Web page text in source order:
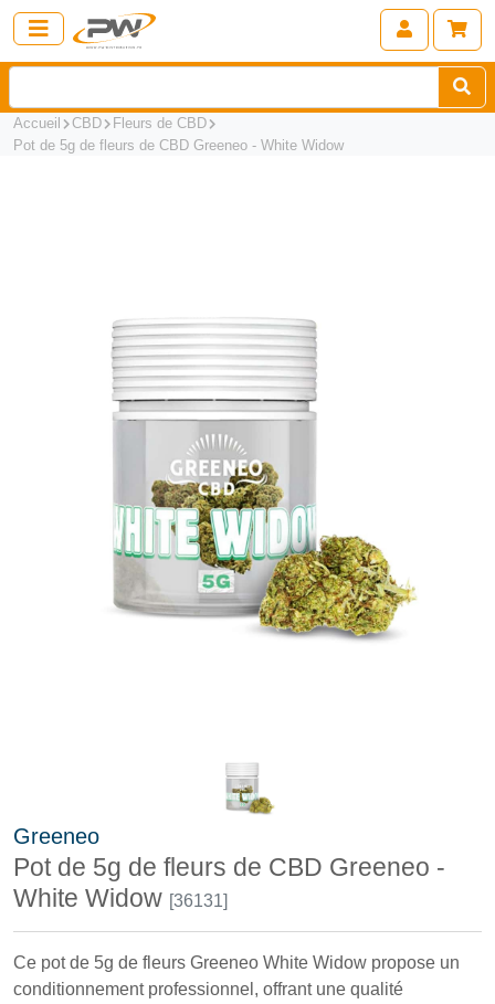
Accueil CBD
Fleurs de CBD
Pot de 5g de fleurs de CBD Greeneo - White Widow
Greeneo
Pot de 5g de fleurs de CBD Greeneo -
White Widow [36131]
Ce pot de 5g de fleurs Greeneo White Widow propose un
conditionnement professionnel, offrant une qualité